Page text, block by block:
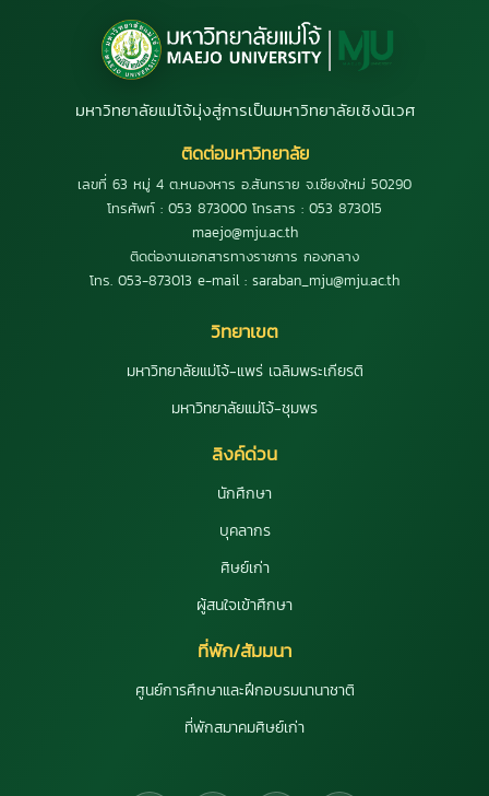
มหาวิทยาลัยแม่โจ้มุ่งสู่การเป็นมหาวิทยาลัยเชิงนิเวศ
ติดต่อมหาวิทยาลัย
เลขที่ 63 หมู่ 4 ต.หนองหาร อ.สันทราย จ.เชียงใหม่ 50290
โทรศัพท์ : 053 873000 โทรสาร : 053 873015
maejo@mju.ac.th
ติดต่องานเอกสารทางราชการ กองกลาง
โทร. 053-873013 e-mail : saraban_mju@mju.ac.th
วิทยาเขต
มหาวิทยาลัยแม่โจ้-แพร่ เฉลิมพระเกียรติ
มหาวิทยาลัยแม่โจ้-ชุมพร
ลิงค์ด่วน
นักศึกษา
บุคลากร
ศิษย์เก่า
ผู้สนใจเข้าศึกษา
ที่พัก/สัมมนา
ศูนย์การศึกษาและฝึกอบรมนานาชาติ
ที่พักสมาคมศิษย์เก่า